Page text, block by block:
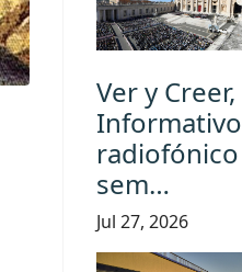
Ver y Creer,
Informativo
radiofónico
sem…
Jul 27, 2026